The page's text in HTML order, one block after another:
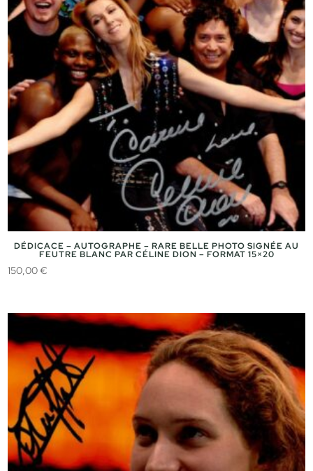
DÉDICACE – AUTOGRAPHE – RARE BELLE PHOTO SIGNÉE AU
FEUTRE BLANC PAR CÉLINE DION – FORMAT 15×20
150,00€